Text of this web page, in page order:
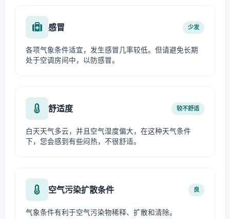
感冒 少发
各项气象条件适宜，发生感冒几率较低。但请避免长期
处于空调房间中，以防感冒。
舒适度 较不舒适
白天天气多云，并且空气湿度偏大，在这种天气条件
下，您会感到有些闷热，不很舒适。
空气污染扩散条件 良
气象条件有利于空气污染物稀释、扩散和清除。